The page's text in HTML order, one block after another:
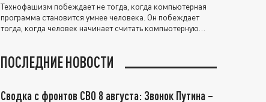
Технофашизм побеждает не тогда, когда компьютерная
программа становится умнее человека. Он побеждает
тогда, когда человек начинает считать компьютерную
ПОСЛЕДНИЕ НОВОСТИ
Сводка с фронтов СВО 8 августа: Звонок Путина –